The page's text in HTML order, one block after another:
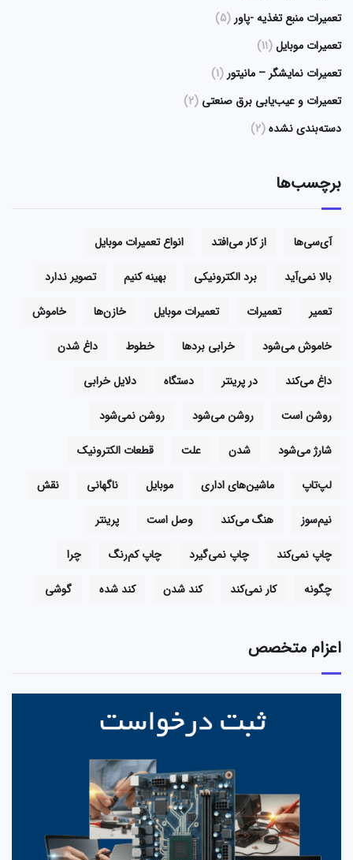
تعمیرات منبع تغذیه -پاور (5)
تعمیرات موبایل(11)
تعمیرات نمایشگر – مانیتور (1)
تعمیرات و عیب‌یابی برق صنعتی (2)
دسته‌بندی نشده(2)
برچسب‌ها
آی‌سی‌ها از کار می‌افتد
انواع تعمیرات موبایل
بالا نمی‌آید
برد الکترونیکی بهینه کنیم
تصویر ندارد
تعمیر
تعمیرات تعمیرات موبایل خازن‌ها
خاموش
خاموش می‌شود
خرابی بردها خطوط
داغ شدن
داغ می‌کند
در پرینتر دستگاه
دلایل خرابی
روشن است
روشن می‌شود
روشن نمی‌شود
شارژ می‌شود
شدن علت
قطعات الکترونیک
لپ‌تاپ
ماشین‌های اداری موبایل ناگهانی
نقش
نیم‌سوز
هنگ می‌کند وصل است
پرینتر
چاپ نمی‌کند
چاپ نمی‌گیرد چاپ کم‌رنگ
چرا
چگونه
کار نمی‌کند کند شدن کند شده گوشی
اعزام متخصص